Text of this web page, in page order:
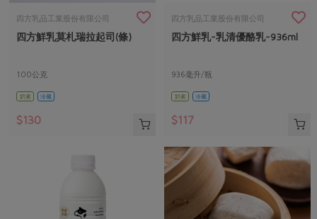
素食專區
樂齡友善
高麗菜海鮮煎餅
把最好的台灣味帶回家！
媒體報導
地區活動
四方乳品工業股份有限公司
四方鮮乳莫札瑞拉起司(條)
100公克
奶素 冷藏
$130
四方乳品工業股份有限公司
四方鮮乳-乳清優酪乳-936ml
936毫升/瓶
奶素 冷藏
$117